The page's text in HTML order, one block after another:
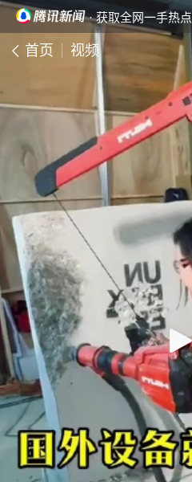
· 获取全网一手热点
首页 视频